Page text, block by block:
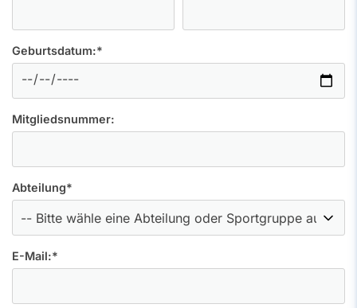
Geburtsdatum:*
Mitgliedsnummer:
Abteilung*
E-Mail:*